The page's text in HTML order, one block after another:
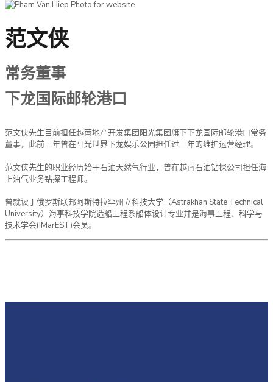
范文侠
常务董事
下龙国际邮轮港口
范文侠先生目前担任越南地产开发集团阳光集团旗下下龙国际邮轮港口常务
董事，此前三年曾在阳光世界下龙娱乐公园担任过三年的维护运营经理。
范文侠先生的职业经历始于石油天然气行业，曾在越南石油钻探公司担任海
上油气业务钻探工程师。
曾就读于俄罗斯联邦阿斯特拉罕州立科技大学（Astrakhan State Technical
University）海事科技学院造船工程系船体设计专业并是海事工程、科学与
技术学会(IMarEST)会员。